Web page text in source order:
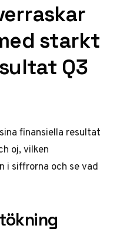
starkt
Q3
finansiella resultat
oj, vilken
i siffrorna och se vad